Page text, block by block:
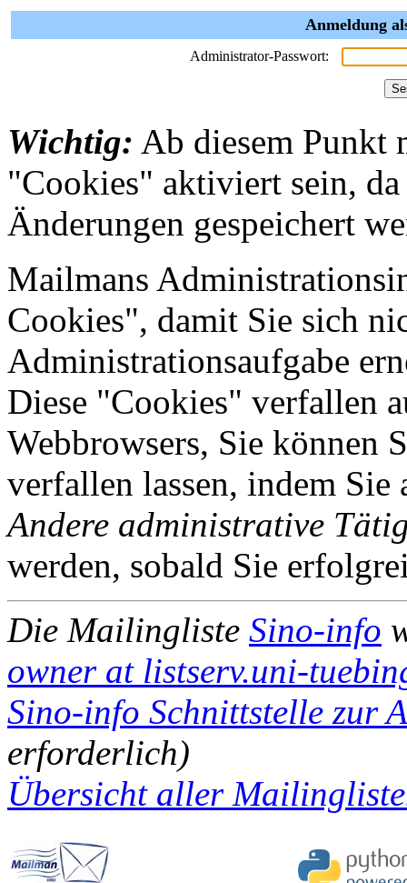
Anmeldung
Administrator-Passwort:
Wichtig: Ab diesem Punkt
"Cookies" aktiviert sein,
Änderungen gespeichert
Mailmans
Cookies", damit Sie sich
Administrationsaufgabe
Diese "Cookies" verfallen
Webbrowsers, Sie können
verfallen lassen, indem
Andere administrative
werden, sobald Sie
Die Mailingliste Sino-info
owner at listserv.uni-
Sino-info Schnittstelle zur
erforderlich)
Übersicht aller